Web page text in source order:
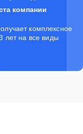
компании
комплексное
лет на все виды